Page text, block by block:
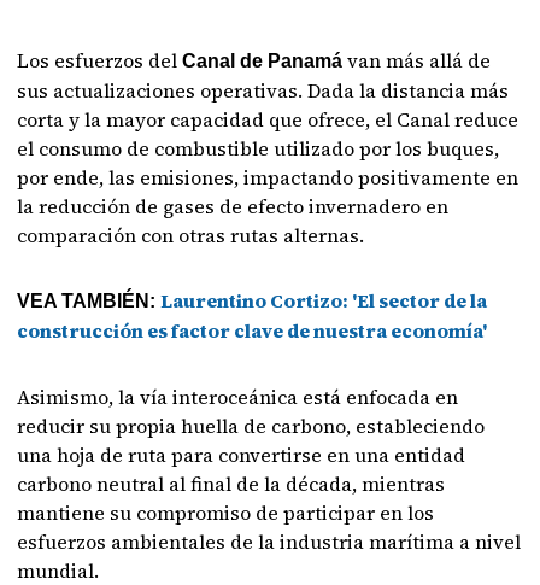
Los esfuerzos delCanal de Panamá van más allá de
sus actualizaciones operativas. Dada la distancia más
corta y la mayor capacidad que ofrece, el Canal reduce
el consumo de combustible utilizado por los buques,
por ende, las emisiones, impactando positivamente en
la reducción de gases de efecto invernadero en
comparación con otras rutas alternas.
VEA TAMBIÉN:Laurentino Cortizo: 'El sector de la
construcción es factor clave de nuestra economía'
Asimismo, la vía interoceánica está enfocada en
reducir su propia huella de carbono, estableciendo
una hoja de ruta para convertirse en una entidad
carbono neutral al final de la década, mientras
mantiene su compromiso de participar en los
esfuerzos ambientales de la industria marítima a nivel
mundial.